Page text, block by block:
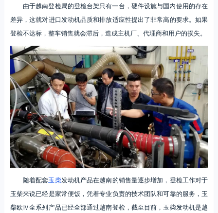
由于越南登检局的登检台架只有一台，硬件设施与国内使用的存在
差异，这就对进口发动机品质和排放适应性提出了非常高的要求。如果
登检不达标，整车销售就会滞后，造成主机厂、代理商和用户的损失。
随着配套玉柴发动机产品在越南的销售量逐步增加，登检工作对于
玉柴来说已经是家常便饭，凭着专业负责的技术团队和可靠的服务，玉
柴欧Ⅳ全系列产品已经全部通过越南登检，截至目前，玉柴发动机是越